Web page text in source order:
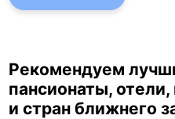
Рекомендуем
пансионаты,
и стран ближнего